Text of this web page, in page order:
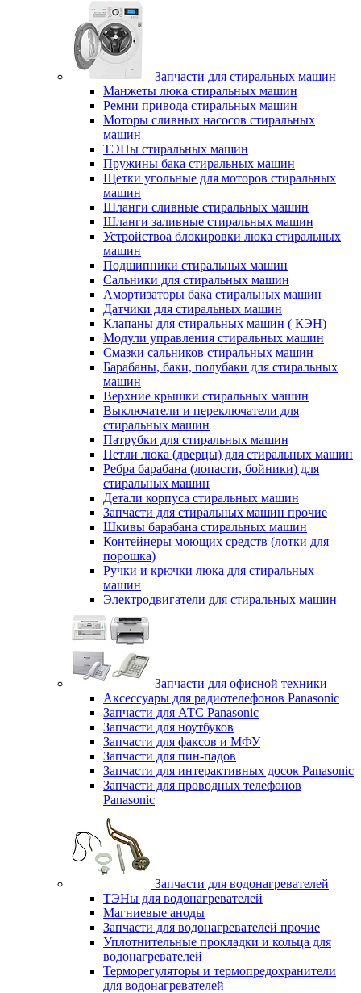
Запчасти для стиральных машин
Манжеты люка стиральных машин
Ремни привода стиральных машин
Моторы сливных насосов стиральных
машин
ТЭНы стиральных машин
Пружины бака стиральных машин
Щетки угольные для моторов стиральных
машин
Шланги сливные стиральных машин
Шланги заливные стиральных машин
Устройствоа блокировки люка стиральных
машин
Подшипники стиральных машин
Сальники для стиральных машин
Амортизаторы бака стиральных машин
Датчики для стиральных машин
Клапаны для стиральных машин ( КЭН)
Модули управления стиральных машин
Смазки сальников стиральных машин
Барабаны, баки, полубаки для стиральных
машин
Верхние крышки стиральных машин
Выключатели и переключатели для
стиральных машин
Патрубки для стиральных машин
Петли люка (дверцы) для стиральных машин
Ребра барабана (лопасти, бойники) для
стиральных машин
Детали корпуса стиральных машин
Запчасти для стиральных машин прочие
Шкивы барабана стиральных машин
Контейнеры моющих средств (лотки для
порошка)
Ручки и крючки люка для стиральных
машин
Электродвигатели для стиральных машин
Запчасти для офисной техники
Аксессуары для радиотелефонов Panasonic
Запчасти для АТС Panasonic
Запчасти для ноутбуков
Запчасти для факсов и МФУ
Запчасти для пин-падов
Запчасти для интерактивных досок Panasonic
Запчасти для проводных телефонов
Panasonic
Запчасти для водонагревателей
ТЭНы для водонагревателей
Магниевые аноды
Запчасти для водонагревателей прочие
Уплотнительные прокладки и кольца для
водонагревателей
Терморегуляторы и термопредохранители
для водонагревателей